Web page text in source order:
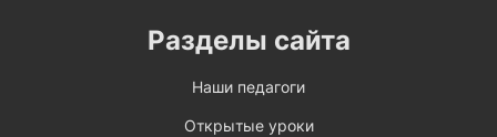
Разделы сайта
Наши педагоги
Открытые уроки